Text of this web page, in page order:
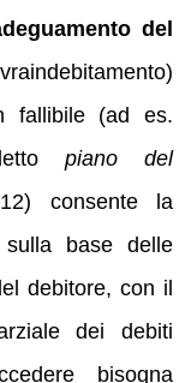
del
fallibile (ad es.
piano del
consente la
sulla base delle
debitore, con il
dei debiti
bisogna